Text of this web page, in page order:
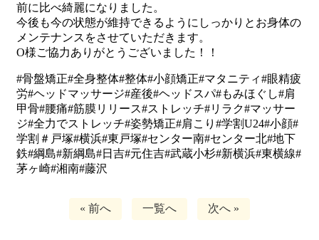
前に比べ綺麗になりました。
今後も今の状態が維持できるようにしっかりとお身体の
メンテナンスをさせていただきます。
O様ご協力ありがとうございました！！
#骨盤矯正#全身整体#整体#小顔矯正#マタニティ#眼精疲
労#ヘッドマッサージ#産後#ヘッドスパ#もみほぐし#肩
甲骨#腰痛#筋膜リリース#ストレッチ#リラク#マッサー
ジ#全力でストレッチ#姿勢矯正#肩こり#学割U24#小顔#
学割＃戸塚#横浜#東戸塚#センター南#センター北#地下
鉄#綱島#新綱島#日吉#元住吉#武蔵小杉#新横浜#東横線#
茅ヶ崎#湘南#藤沢
« 前へ 一覧へ 次へ »